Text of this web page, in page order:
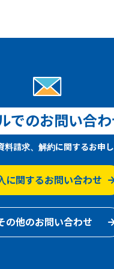
でのお問い合
料請求、解約に関するお申
に関するお問い合わせ
の他のお問い合わせ